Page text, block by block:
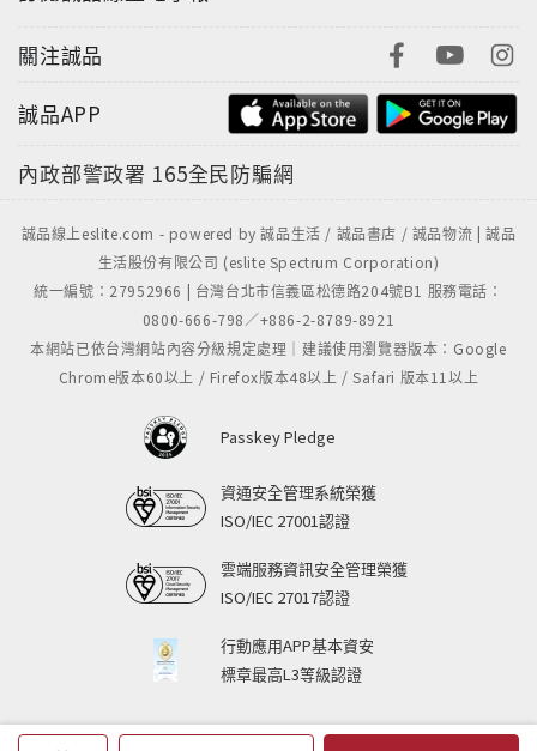
關注誠品
誠品APP
內政部警政署 165全民防騙網
誠品線上eslite.com - powered by 誠品生活 / 誠品書店 / 誠品物流 | 誠品
生活股份有限公司 (eslite Spectrum Corporation)
統一編號：27952966 | 台灣台北市信義區松德路204號B1 服務電話：
0800-666-798／+886-2-8789-8921
本網站已依台灣網站內容分級規定處理｜建議使用瀏覽器版本：Google
Chrome版本60以上 / Firefox版本48以上 / Safari 版本11以上
Passkey Pledge
資通安全管理系統榮獲
ISO/IEC 27001認證
雲端服務資訊安全管理榮獲
ISO/IEC 27017認證
行動應用APP基本資安
標章最高L3等級認證